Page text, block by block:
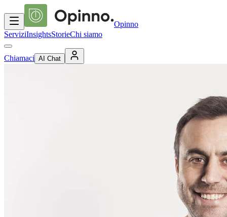
Opinno
ServiziInsightsStorieChi siamo
Chiamaci AI Chat